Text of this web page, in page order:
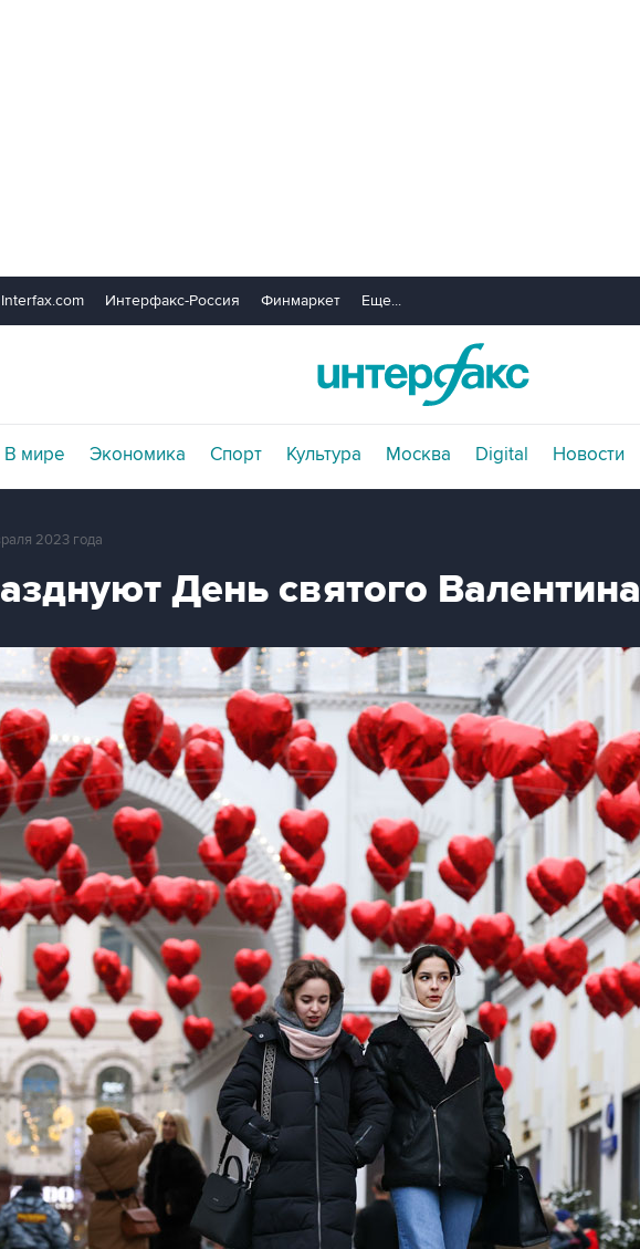
Interfax.com Интерфакс-Россия Финмаркет Еще...
В мире Экономика Спорт Культура Москва Digital Новости
2023 года
День святого Валентина